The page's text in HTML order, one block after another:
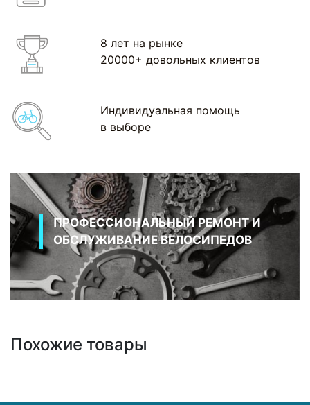
8 лет на рынке
20000+ довольных клиентов
Индивидуальная помощь
в выборе
ПРОФЕССИОНАЛЬНЫЙ РЕМОНТ И
ОБСЛУЖИВАНИЕ ВЕЛОСИПЕДОВ
Похожие товары